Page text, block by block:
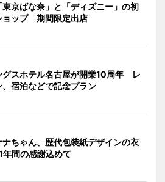
東京ばな奈」と「ディズニー」の初
ョップ 期間限定出店
グスホテル名古屋が開業10周年 レ
、宿泊などで記念プラン
ナちゃん、歴代包装紙デザインの衣
間の感謝込めて